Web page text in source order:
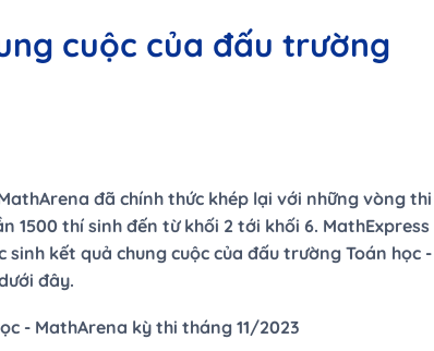
cuộc của đấu trường
đã chính thức khép lại với những vòng thi
1500 thí sinh đến từ khối 2 tới khối 6. MathExpress
sinh kết quả chung cuộc của đấu trường Toán học -
đây.
- MathArena kỳ thi tháng 11/2023